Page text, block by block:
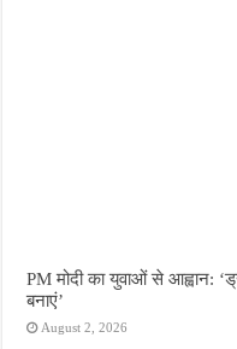
PM मोदी का युवाओं से आह्वान:
बनाएं’
August 2, 2026